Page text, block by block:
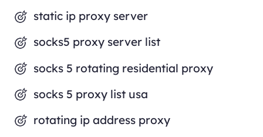
static ip proxy server
socks5 proxy server list
socks 5 rotating residential proxy
socks 5 proxy list usa
rotating ip address proxy